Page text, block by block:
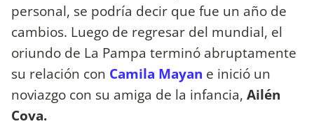
personal, se podría decir que fue un año de
cambios. Luego de regresar del mundial, el
oriundo de La Pampa terminó abruptamente
su relación con Camila Mayan e inició un
noviazgo con su amiga de la infancia, Ailén
Cova.